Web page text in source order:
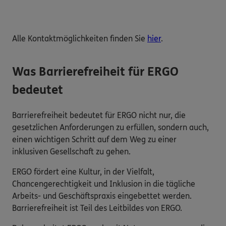
Alle Kontaktmöglichkeiten finden Sie hier.
Was Barrierefreiheit für ERGO
bedeutet
Barrierefreiheit bedeutet für ERGO nicht nur, die
gesetzlichen Anforderungen zu erfüllen, sondern auch,
einen wichtigen Schritt auf dem Weg zu einer
inklusiven Gesellschaft zu gehen.
ERGO fördert eine Kultur, in der Vielfalt,
Chancengerechtigkeit und Inklusion in die tägliche
Arbeits- und Geschäftspraxis eingebettet werden.
Barrierefreiheit ist Teil des Leitbildes von ERGO.